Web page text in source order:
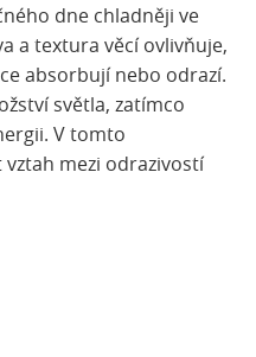
dne chladněji ve
a textura věcí ovlivňuje,
absorbují nebo odrazí.
světla, zatímco
V tomto
mezi odrazivostí